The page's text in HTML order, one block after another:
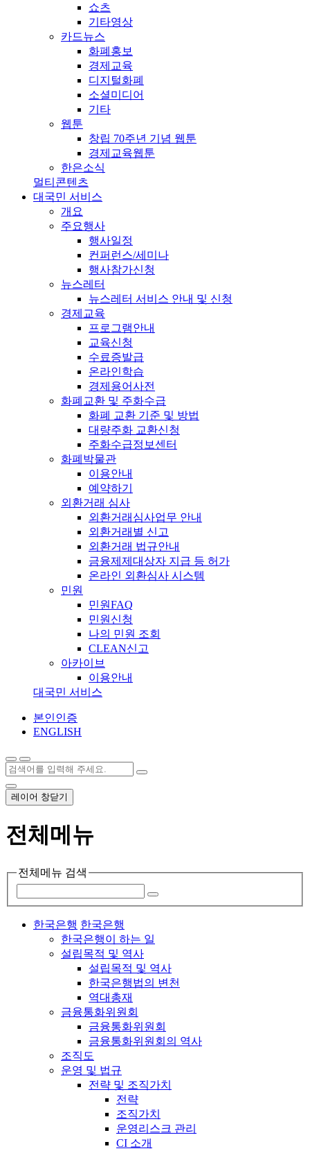
쇼츠
기타영상
카드뉴스
화폐홍보
경제교육
디지털화폐
소셜미디어
기타
웹툰
창립 70주년 기념 웹툰
경제교육웹툰
한은소식
멀티콘텐츠
대국민 서비스
개요
주요행사
행사일정
컨퍼런스/세미나
행사참가신청
뉴스레터
뉴스레터 서비스 안내 및 신청
경제교육
프로그램안내
교육신청
수료증발급
온라인학습
경제용어사전
화폐교환 및 주화수급
화폐 교환 기준 및 방법
대량주화 교환신청
주화수급정보센터
화폐박물관
이용안내
예약하기
외환거래 심사
외환거래심사업무 안내
외환거래별 신고
외환거래 법규안내
금융제제대상자 지급 등 허가
온라인 외환심사 시스템
민원
민원FAQ
민원신청
나의 민원 조회
CLEAN신고
아카이브
이용안내
대국민 서비스
본인인증
ENGLISH
레이어 창닫기
전체메뉴
전체메뉴 검색
한국은행 한국은행
한국은행이 하는 일
설립목적 및 역사
설립목적 및 역사
한국은행법의 변천
역대총재
금융통화위원회
금융통화위원회
금융통화위원회의 역사
조직도
운영 및 법규
전략 및 조직가치
전략
조직가치
운영리스크 관리
CI 소개